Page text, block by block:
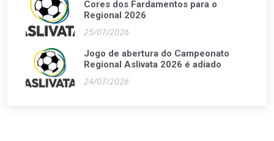
Cores dos Fardamentos para o
Regional 2026
25/07/2026
Jogo de abertura do Campeonato
Regional Aslivata 2026 é adiado
24/07/2026